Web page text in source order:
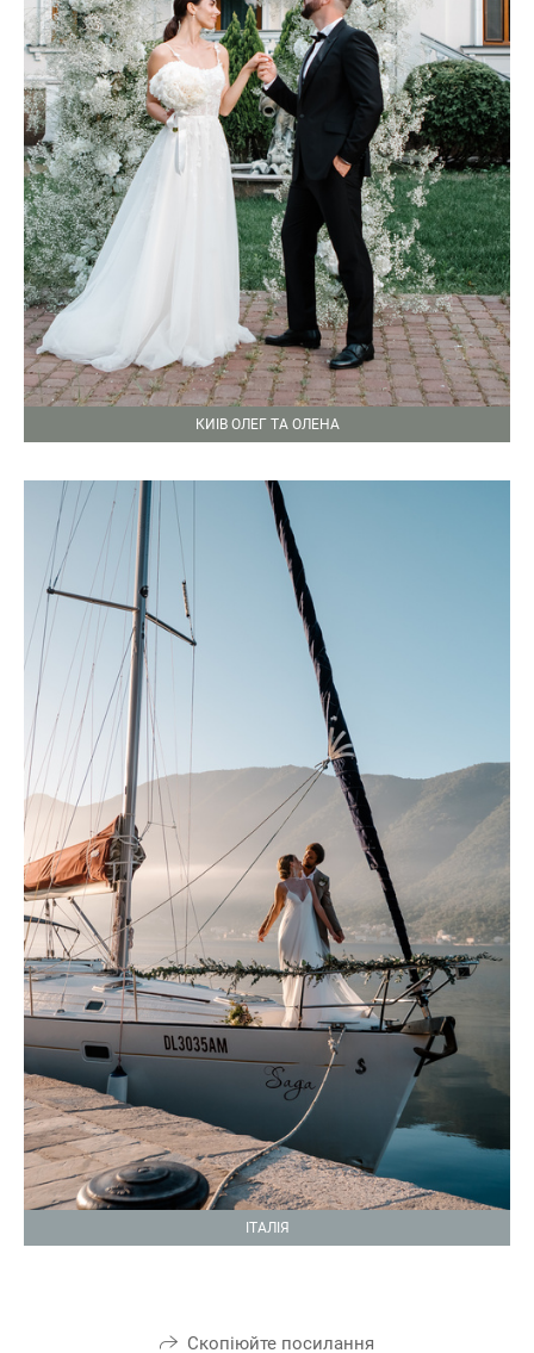
КИІВ ОЛЕГ ТА ОЛЕНА
ІТАЛІЯ
Скопіюйте посилання